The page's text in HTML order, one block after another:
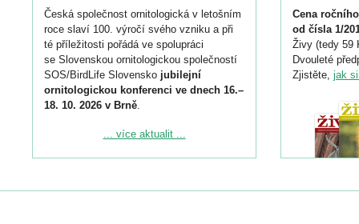
Česká společnost ornitologická v letošním
roce slaví 100. výročí svého vzniku a při
té příležitosti pořádá ve spolupráci
se Slovenskou ornitologickou společností
SOS/BirdLife Slovensko jubilejní
ornitologickou konferenci ve dnech 16.–
18. 10. 2026 v Brně.
Podrobnější informace ke konferenci
Registrovat se můžete do 6. září.
... více aktualit ...
Cena
od čísla 1/
Živy (tedy 59
Dvouleté
Zjistěte, jak